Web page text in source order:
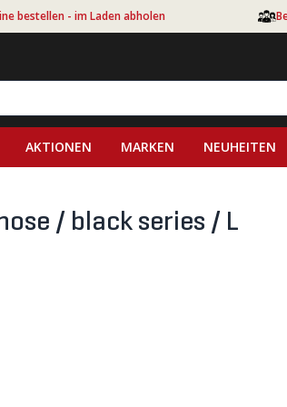
bestellen - im Laden abholen
AKTIONEN MARKEN NEUHEITEN
/ black series / L